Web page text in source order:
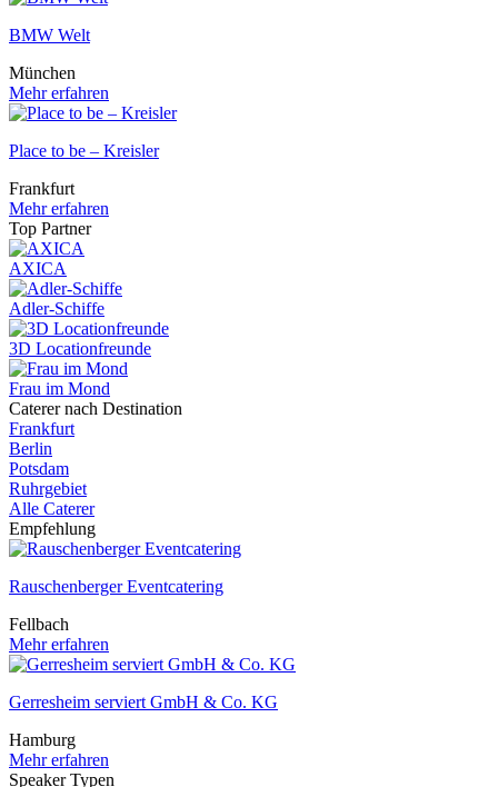
BMW Welt
München
Mehr erfahren
Place to be – Kreisler
Frankfurt
Mehr erfahren
Top Partner
AXICA
Adler-Schiffe
3D Locationfreunde
Frau im Mond
Caterer nach Destination
Frankfurt
Berlin
Potsdam
Ruhrgebiet
Alle Caterer
Empfehlung
Rauschenberger Eventcatering
Fellbach
Mehr erfahren
Gerresheim serviert GmbH & Co. KG
Hamburg
Mehr erfahren
Speaker Typen